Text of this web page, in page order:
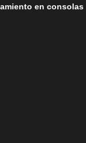
en consolas